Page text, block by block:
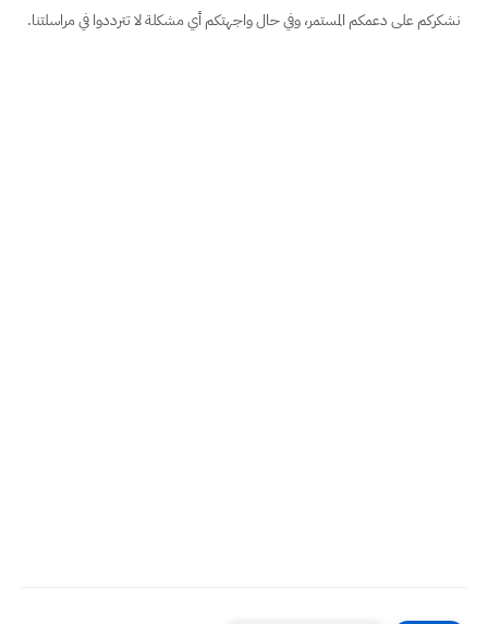
نشكركم على دعمكم المستمر، وفي حال واجهتكم أي مشكلة لا تترددوا في مراسلتنا.